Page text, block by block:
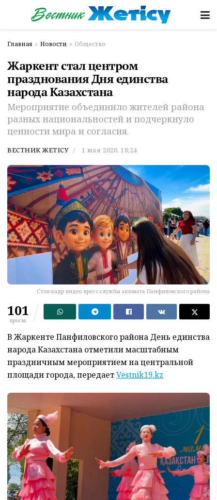
Главная Новости Общество
Жаркент стал центром
празднования Дня единства
народа Казахстана
Мероприятие объединило жителей района
разных национальностей и подчеркнуло
ценности мира и согласия.
ВЕСТНИК ЖЕТІСУ 1 мая 2026, 18:24
Стоп-кадр видео пресс-службы акимата Панфиловского района
101
просм.
В Жаркенте Панфиловского района День единства
народа Казахстана отметили масштабным
праздничным мероприятием на центральной
площади города, передаетVestnik19.kz